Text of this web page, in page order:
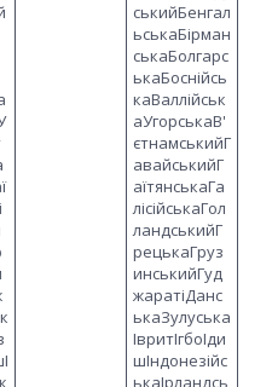
ськийБенгал
ьськаБірман
ськаБолгарс
ькаБоснійсь
каВаллійськ
аУгорськаВ'
єтнамськийГ
авайськийГ
аїтянськаГа
лісійськаГол
ландськийГ
рецькаГруз
инськийГуд
жаратіДанс
ькаЗулуська
ІвритІгбоІди
шІндонезійс
ькаІрландсь